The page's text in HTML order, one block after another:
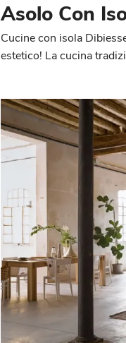
Asolo Con
Cucine con isola
estetico! La cucina